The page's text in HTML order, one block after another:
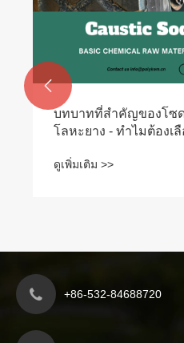
บทบาทที่สำคัญของโซ
โลหะยาง - ทำไมต้องเ
ดูเพิ่มเติม >>

+86-532-84688720